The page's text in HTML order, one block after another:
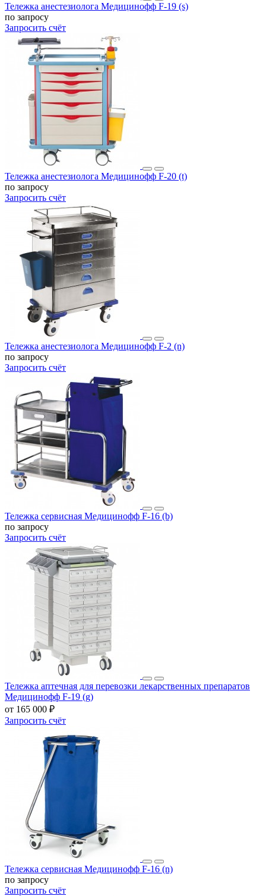
Тележка анестезиолога Медицинофф F-19 (s)
по запросу
Запросить счёт
Тележка анестезиолога Медицинофф F-20 (t)
по запросу
Запросить счёт
Тележка анестезиолога Медицинофф F-2 (n)
по запросу
Запросить счёт
Тележка сервисная Медицинофф F-16 (b)
по запросу
Запросить счёт
Тележка аптечная для перевозки лекарственных препаратов
Медицинофф F-19 (g)
от 165 000 ₽
Запросить счёт
Тележка сервисная Медицинофф F-16 (n)
по запросу
Запросить счёт